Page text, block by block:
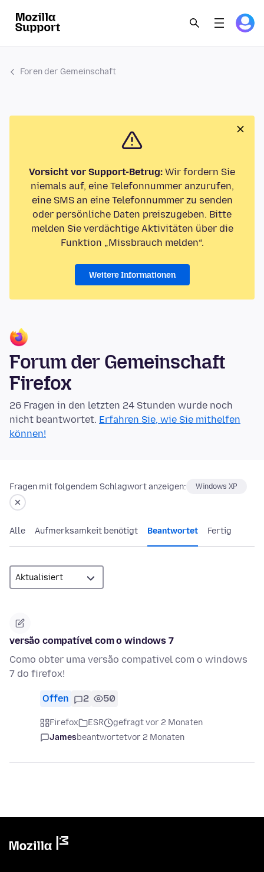
Foren der Gemeinschaft
Vorsicht vor Support-Betrug: Wir fordern Sie
niemals auf, eine Telefonnummer anzurufen,
eine SMS an eine Telefonnummer zu senden
oder persönliche Daten preiszugeben. Bitte
melden Sie verdächtige Aktivitäten über die
Funktion „Missbrauch melden“.
Weitere Informationen
Forum der Gemeinschaft
Firefox
26 Fragen in den letzten 24 Stunden wurde noch
nicht beantwortet. Erfahren Sie, wie Sie mithelfen
können!
Fragen mit folgendem Schlagwort anzeigen: Windows XP
Alle Aufmerksamkeit benötigt Beantwortet Fertig
versão compatível com o windows 7
Como obter uma versão compativel com o windows
7 do firefox!
Offen 2 50
Firefox ESR
gefragt vor 2 Monaten
Jamesbeantwortetvor 2 Monaten